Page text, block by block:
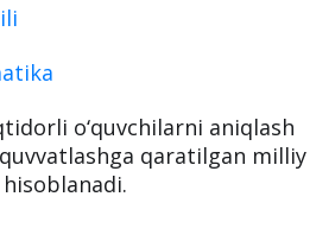
bilan tanishishlari